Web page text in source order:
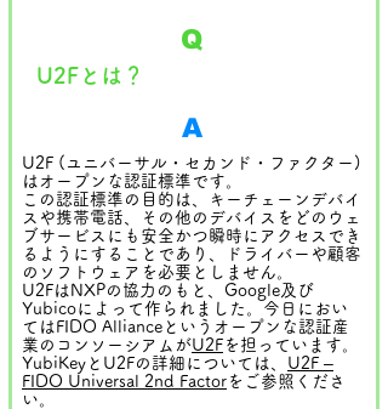
Q
U2Fとは？
A
U2F (ユニバーサル・セカンド・ファクター)
はオープンな認証標準です。
この認証標準の目的は、キーチェーンデバイ
スや携帯電話、その他のデバイスをどのウェ
ブサービスにも安全かつ瞬時にアクセスでき
るようにすることであり、ドライバーや顧客
のソフトウェアを必要としません。
U2FはNXPの協力のもと、Google及び
Yubicoによって作られました。今日におい
てはFIDO Allianceというオープンな認証産
業のコンソーシアムがU2F を担っています。
YubiKeyとU2Fの詳細については、 U2F –
FIDO Universal 2nd Factor をご参照くださ
い。